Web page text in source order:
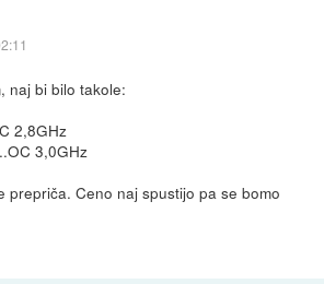
naj bi bilo takole:
2,8GHz
3,0GHz
prepriča. Ceno naj spustijo pa se bomo